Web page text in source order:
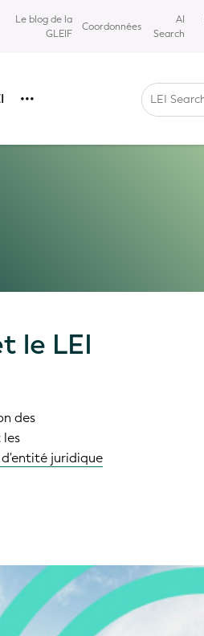
Le blog de la
GLEIF
Coordonnées
AI
Search
•••
le LEI
des
juridique